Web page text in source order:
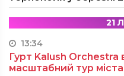
21
13:34
Гурт Kalush Orchestra
масштабний тур